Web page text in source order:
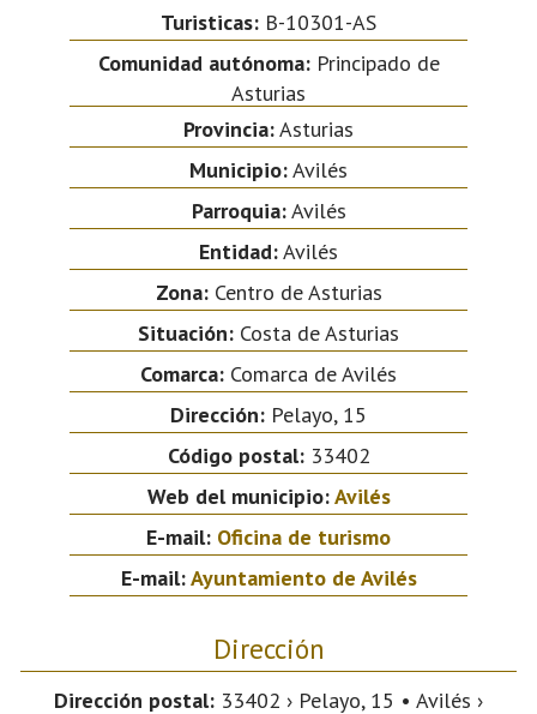
Turisticas: B-10301-AS
Comunidad autónoma:Principado de
Asturias
Provincia:Asturias
Municipio:Avilés
Parroquia:Avilés
Entidad:Avilés
Zona:Centro de Asturias
Situación: Costa de Asturias
Comarca: Comarca de Avilés
Dirección: Pelayo, 15
Código postal:33402
Web del municipio:Avilés
E-mail: Oficina de turismo
E-mail:Ayuntamiento de Avilés
Dirección
Dirección postal: 33402 › Pelayo, 15 • Avilés ›